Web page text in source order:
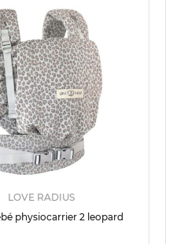
LOVE RADIUS
physiocarrier 2 leopard